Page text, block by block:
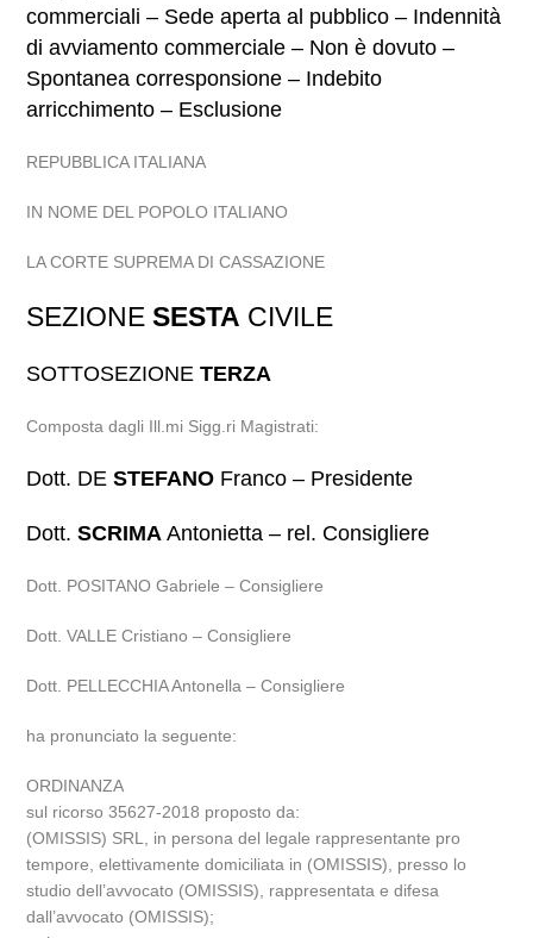
commerciali – Sede aperta al pubblico – Indennità
di avviamento commerciale – Non è dovuto –
Spontanea corresponsione – Indebito
arricchimento – Esclusione
REPUBBLICA ITALIANA
IN NOME DEL POPOLO ITALIANO
LA CORTE SUPREMA DI CASSAZIONE
SEZIONESESTA CIVILE
SOTTOSEZIONETERZA
Composta dagli Ill.mi Sigg.ri Magistrati:
Dott. DESTEFANO Franco – Presidente
Dott.SCRIMA Antonietta – rel. Consigliere
Dott. POSITANO Gabriele – Consigliere
Dott. VALLE Cristiano – Consigliere
Dott. PELLECCHIA Antonella – Consigliere
ha pronunciato la seguente:
ORDINANZA
sul ricorso 35627-2018 proposto da:
(OMISSIS) SRL, in persona del legale rappresentante pro
tempore, elettivamente domiciliata in (OMISSIS), presso lo
studio dell’avvocato (OMISSIS), rappresentata e difesa
dall’avvocato (OMISSIS);